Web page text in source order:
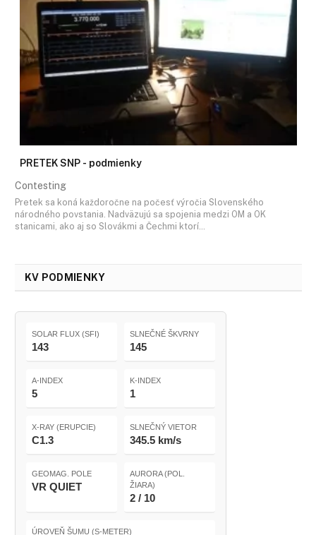
PRETEK SNP - podmienky
Contesting
Pretek sa koná každoročne na počesť výročia Slovenského
národného povstania. Nadväzujú sa spojenia medzi OM a OK
stanicami, ako aj so Slovákmi a Čechmi ktorí…
KV PODMIENKY
SOLAR FLUX (SFI)
143
SLNEČNÉ ŠKVRNY
145
A-INDEX
5
K-INDEX
1
X-RAY (ERUPCIE)
C1.3
SLNEČNÝ VIETOR
345.5 km/s
GEOMAG. POLE
VR QUIET
AURORA (POL.
ŽIARA)
2 / 10
ÚROVEŇ ŠUMU (S-METER)